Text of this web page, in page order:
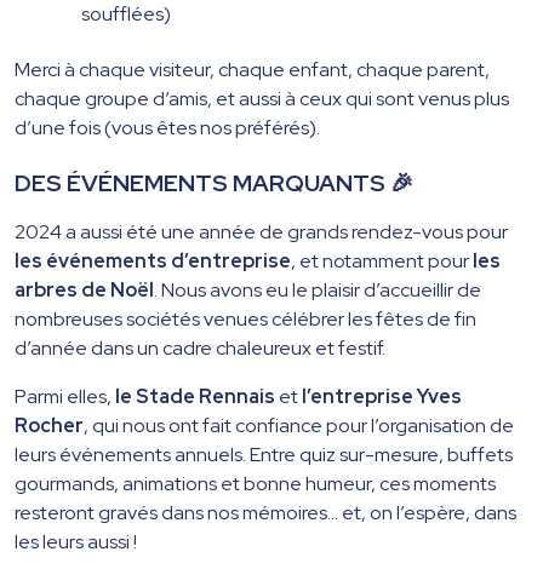
soufflées)
Merci à chaque visiteur, chaque enfant, chaque parent,
chaque groupe d’amis, et aussi à ceux qui sont venus plus
d’une fois (vous êtes nos préférés).
DES ÉVÉNEMENTS MARQUANTS 🎉
2024 a aussi été une année de grands rendez-vous pour
les événements d’entreprise, et notamment pourles
arbres de Noël. Nous avons eu le plaisir d’accueillir de
nombreuses sociétés venues célébrer les fêtes de fin
d’année dans un cadre chaleureux et festif.
Parmi elles, le Stade Rennais etl’entreprise Yves
Rocher, qui nous ont fait confiance pour l’organisation de
leurs événements annuels. Entre quiz sur-mesure, buffets
gourmands, animations et bonne humeur, ces moments
resteront gravés dans nos mémoires… et, on l’espère, dans
les leurs aussi !